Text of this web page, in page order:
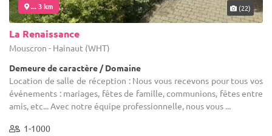
... 3 km (22)
La Renaissance
Mouscron - Hainaut (WHT)
Demeure de caractère / Domaine
Location de salle de réception : Nous vous recevons pour tous vos
événements : mariages, fêtes de famille, communions, fêtes entre
amis, etc... Avec notre équipe professionnelle, nous vous ...
1-1000